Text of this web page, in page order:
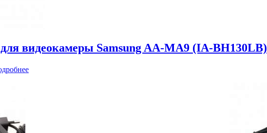
для видеокамеры Samsung AA-MA9 (IA-BH130LB)